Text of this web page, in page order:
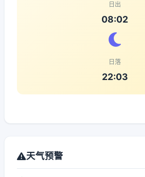
日出
08:02
日落
22:03
天气预警